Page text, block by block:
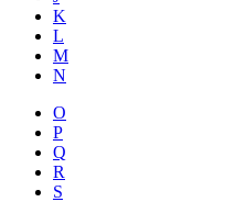
K
L
M
N
O
P
Q
R
S